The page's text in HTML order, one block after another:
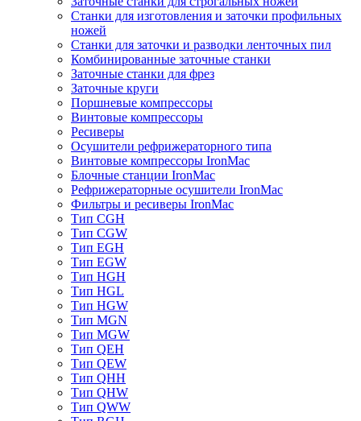
Станки для изготовления и заточки профильных
ножей
Станки для заточки и разводки ленточных пил
Комбинированные заточные станки
Заточные станки для фрез
Заточные круги
Поршневые компрессоры
Винтовые компрессоры
Ресиверы
Осушители рефрижераторного типа
Винтовые компрессоры IronMac
Блочные станции IronMac
Рефрижераторные осушители IronMac
Фильтры и ресиверы IronMac
Тип CGH
Тип CGW
Тип EGH
Тип EGW
Тип HGH
Тип HGL
Тип HGW
Тип MGN
Тип MGW
Тип QEH
Тип QEW
Тип QHH
Тип QHW
Тип QWW